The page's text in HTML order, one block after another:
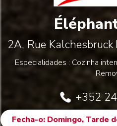
2A, Rue Kalchesbruck
Especialidades : Cozinha
+352
Fecha-o: Domingo, Tarde